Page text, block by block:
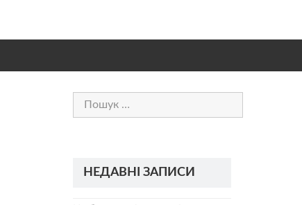
Пошук:
НЕДАВНІ ЗАПИСИ